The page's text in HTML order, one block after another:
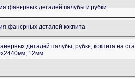
фанерных деталей палубы и рубки
фанерных деталей кокпита
деталей палубы, рубки, кокпита на
12мм